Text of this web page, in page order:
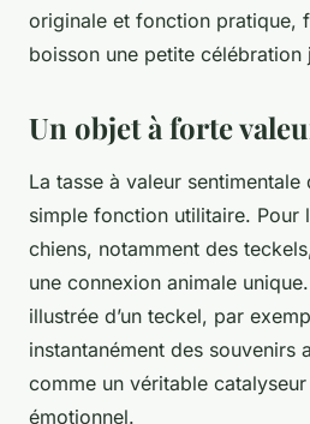
originale et fonction pratique,
boisson une petite célébration
Un objet à forte
La tasse à valeur sentimentale
simple fonction utilitaire. Pour
chiens, notamment des
une connexion animale
illustrée d’un teckel, par
instantanément des souvenirs
comme un véritable
émotionnel.